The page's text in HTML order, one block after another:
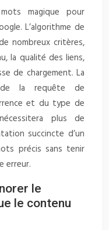
magique pour
L’algorithme de
nombreux critères,
la qualité des liens,
de chargement. La
de la requête de
et du type de
plus de
succincte d’un
précis sans tenir
erreur.
le
le contenu